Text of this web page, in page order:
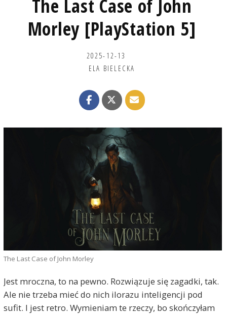
The Last Case of John
Morley [PlayStation 5]
2025-12-13
ELA BIELECKA
The Last Case of John Morley
Jest mroczna, to na pewno. Rozwiązuje się zagadki, tak.
Ale nie trzeba mieć do nich ilorazu inteligencji pod
sufit. I jest retro. Wymieniam te rzeczy, bo skończyłam